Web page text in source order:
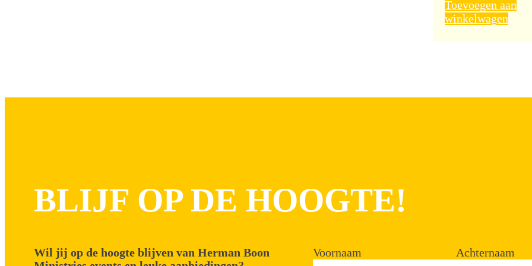
Toevoegen aan
winkelwagen
BLIJF OP DE HOOGTE!
Wil jij op de hoogte blijven van Herman Boon
Voornaam Achternaam